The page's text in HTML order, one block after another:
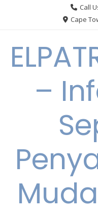
Call
Cape
–